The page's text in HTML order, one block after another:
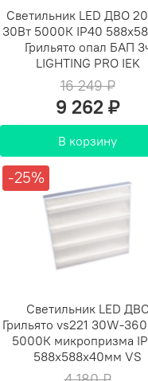
Светильник LED ДВО
30Вт 5000К IP40
Грильято опал БАП
LIGHTING PRO IEK
16 249 ₽
9 262 ₽
В корзину
-25%
Светильник LED
Грильято vs221 30W-
5000К микропризма
588х588х40мм VS